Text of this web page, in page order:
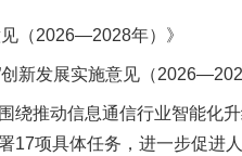
（2026—2028年）》
发展实施意见（
推动信息通信行业智能化
17项具体任务，进一步促进